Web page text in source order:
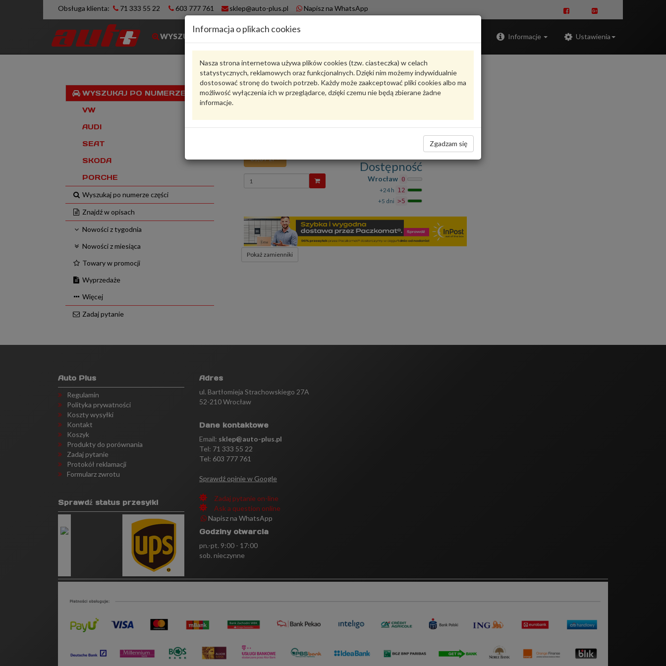
Obsługa klienta: 71 333 55 22 603 777 761 sklep@auto-plus.pl Napisz na WhatsApp
WYSZUKIWARKA Informacje Ustawienia
Informacja o plikach cookies
Nasza strona internetowa używa plików cookies (tzw. ciasteczka) w celach
statystycznych, reklamowych oraz funkcjonalnych. Dzięki nim możemy indywidualnie
dostosować stronę do twoich potrzeb. Każdy może zaakceptować pliki cookies albo ma
możliwość wyłączenia ich w przeglądarce, dzięki czemu nie będą zbierane żadne
informacje.
Zgadzam się
WYSZUKAJ PO NUMERZE VIN
VW
AUDI
SEAT
SKODA
PORCHE
Wyszukaj po numerze części
Znajdź w opisach
Nowości z tygodnia
Nowości z miesiąca
Towary w promocji
Wyprzedaże
Więcej
Zadaj pytanie
Karta produktu
VAG - produkt oryginalny VW AUDI SEAT SKODA
Zaslepka czerń satynowa 4M0807749F9B9 VAG
85,37 zł
Wprowadź
ilość
Dostępność
Wrocław 0
+24 h 12
+5 dni >5
Pokaż zamienniki
Auto Plus
Regulamin
Polityka prywatności
Koszty wysyłki
Kontakt
Koszyk
Produkty do porównania
Zadaj pytanie
Protokół reklamacji
Formularz zwrotu
Sprawdź status przesyłki
Adres
ul. Bartłomieja Strachowskiego 27A
52-210 Wrocław
Dane kontaktowe
Email: sklep@auto-plus.pl
Tel: 71 333 55 22
Tel: 603 777 761
Sprawdź opinie w Google
Zadaj pytanie on-line
Ask a question online
Napisz na WhatsApp
Godziny otwarcia
pn.-pt. 9:00 - 17:00
sob. nieczynne